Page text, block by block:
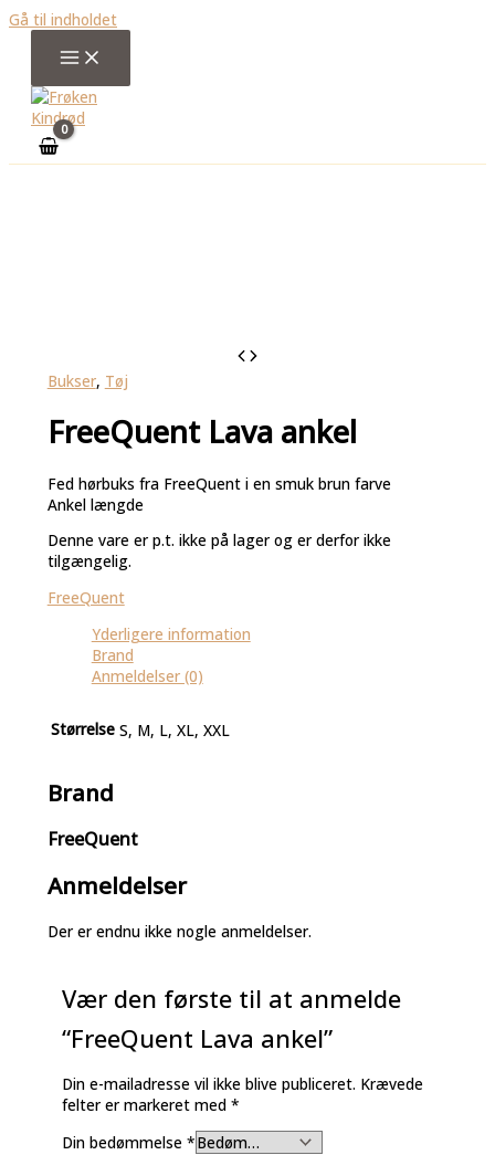
Gå til indholdet
Bukser, Tøj
FreeQuent Lava ankel
Fed hørbuks fra FreeQuent i en smuk brun farve
Ankel længde
Denne vare er p.t. ikke på lager og er derfor ikke
tilgængelig.
FreeQuent
Yderligere information
Brand
Anmeldelser (0)
Størrelse S, M, L, XL, XXL
Brand
FreeQuent
Anmeldelser
Der er endnu ikke nogle anmeldelser.
Vær den første til at anmelde
“FreeQuent Lava ankel”
Din e-mailadresse vil ikke blive publiceret. Krævede
felter er markeret med*
Din bedømmelse*